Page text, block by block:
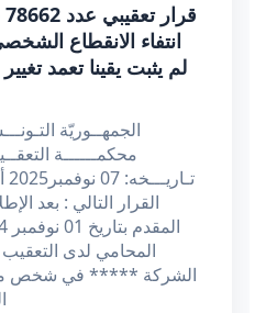
انتفاء الانقطاع
لم يثبت يقينا تعمد
الجمهــوريّة
القرار التالي : بعد
المحامي لدى
الشركة ***** في شخص